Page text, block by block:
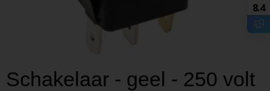
Schakelaar - geel - 250 volt
8.4